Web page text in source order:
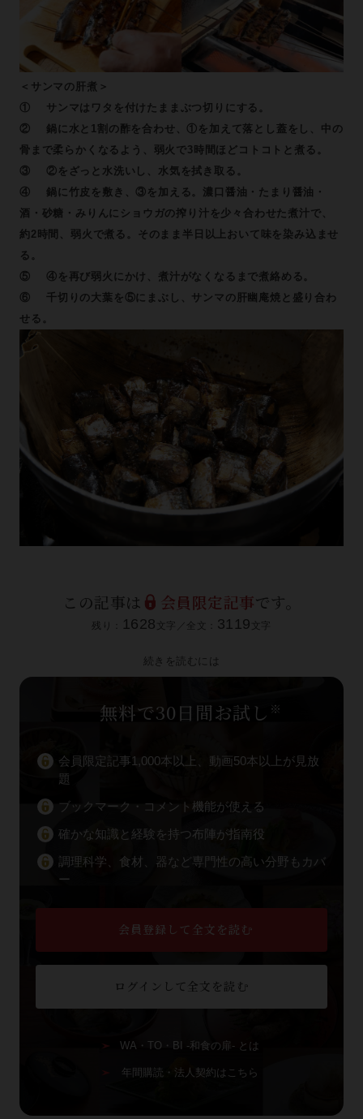
＜サンマの肝煮＞
① サンマはワタを付けたままぶつ切りにする。
② 鍋に水と1割の酢を合わせ、①を加えて落とし蓋をし、中の
骨まで柔らかくなるよう、弱火で3時間ほどコトコトと煮る。
③ ②をざっと水洗いし、水気を拭き取る。
④ 鍋に竹皮を敷き、③を加える。濃口醤油・たまり醤油・
酒・砂糖・みりんにショウガの搾り汁を少々合わせた煮汁で、
約2時間、弱火で煮る。そのまま半日以上おいて味を染み込ませ
る。
⑤ ④を再び弱火にかけ、煮汁がなくなるまで煮絡める。
⑥ 千切りの大葉を⑤にまぶし、サンマの肝幽庵焼と盛り合わ
せる。
この記事は 会員限定記事です。
残り： 1628 文字／全文： 3119 文字
続きを読むには
無料で30日間お試し ※
会員限定記事1,000本以上、動画50本以上が見放
題
ブックマーク・コメント機能が使える
確かな知識と経験を持つ布陣が指南役
調理科学、食材、器など専門性の高い分野もカバ
ー
会員登録して全文を読む
ログインして全文を読む
WA・TO・BI -和食の扉- とは
年間購読・法人契約はこちら